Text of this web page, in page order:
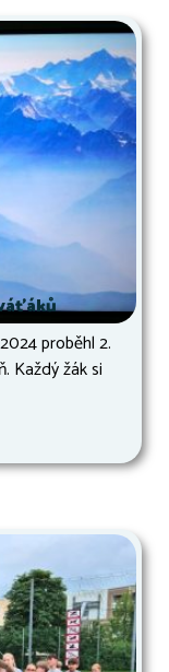
proběhl 2.
Každý žák si